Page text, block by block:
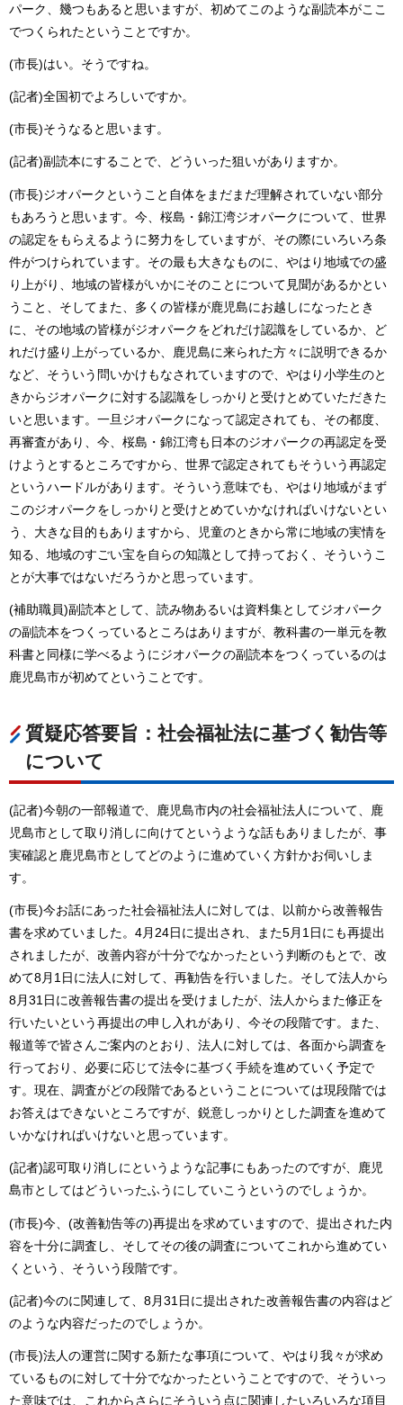
パーク、幾つもあると思いますが、初めてこのような副読本がここ
でつくられたということですか。
(市長)はい。そうですね。
(記者)全国初でよろしいですか。
(市長)そうなると思います。
(記者)副読本にすることで、どういった狙いがありますか。
(市長)ジオパークということ自体をまだまだ理解されていない部分
もあろうと思います。今、桜島・錦江湾ジオパークについて、世界
の認定をもらえるように努力をしていますが、その際にいろいろ条
件がつけられています。その最も大きなものに、やはり地域での盛
り上がり、地域の皆様がいかにそのことについて見聞があるかとい
うこと、そしてまた、多くの皆様が鹿児島にお越しになったとき
に、その地域の皆様がジオパークをどれだけ認識をしているか、ど
れだけ盛り上がっているか、鹿児島に来られた方々に説明できるか
など、そういう問いかけもなされていますので、やはり小学生のと
きからジオパークに対する認識をしっかりと受けとめていただきた
いと思います。一旦ジオパークになって認定されても、その都度、
再審査があり、今、桜島・錦江湾も日本のジオパークの再認定を受
けようとするところですから、世界で認定されてもそういう再認定
というハードルがあります。そういう意味でも、やはり地域がまず
このジオパークをしっかりと受けとめていかなければいけないとい
う、大きな目的もありますから、児童のときから常に地域の実情を
知る、地域のすごい宝を自らの知識として持っておく、そういうこ
とが大事ではないだろうかと思っています。
(補助職員)副読本として、読み物あるいは資料集としてジオパーク
の副読本をつくっているところはありますが、教科書の一単元を教
科書と同様に学べるようにジオパークの副読本をつくっているのは
鹿児島市が初めてということです。
質疑応答要旨：社会福祉法に基づく勧告等
について
(記者)今朝の一部報道で、鹿児島市内の社会福祉法人について、鹿
児島市として取り消しに向けてというような話もありましたが、事
実確認と鹿児島市としてどのように進めていく方針かお伺いしま
す。
(市長)今お話にあった社会福祉法人に対しては、以前から改善報告
書を求めていました。4月24日に提出され、また5月1日にも再提出
されましたが、改善内容が十分でなかったという判断のもとで、改
めて8月1日に法人に対して、再勧告を行いました。そして法人から
8月31日に改善報告書の提出を受けましたが、法人からまた修正を
行いたいという再提出の申し入れがあり、今その段階です。また、
報道等で皆さんご案内のとおり、法人に対しては、各面から調査を
行っており、必要に応じて法令に基づく手続を進めていく予定で
す。現在、調査がどの段階であるということについては現段階では
お答えはできないところですが、鋭意しっかりとした調査を進めて
いかなければいけないと思っています。
(記者)認可取り消しにというような記事にもあったのですが、鹿児
島市としてはどういったふうにしていこうというのでしょうか。
(市長)今、(改善勧告等の)再提出を求めていますので、提出された内
容を十分に調査し、そしてその後の調査についてこれから進めてい
くという、そういう段階です。
(記者)今のに関連して、8月31日に提出された改善報告書の内容はど
のような内容だったのでしょうか。
(市長)法人の運営に関する新たな事項について、やはり我々が求め
ているものに対して十分でなかったということですので、そういっ
た意味では、これからさらにそういう点に関連したいろいろな項目